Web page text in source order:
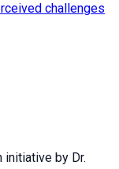
challenges
initiative by Dr.